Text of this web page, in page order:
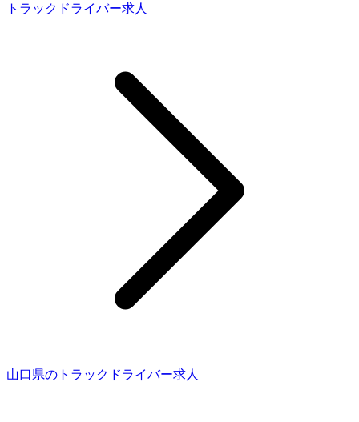
トラックドライバー求人
山口県のトラックドライバー求人